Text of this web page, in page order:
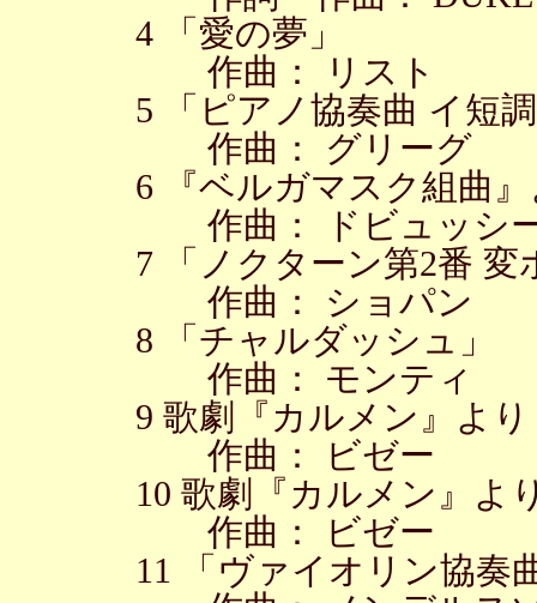
4 「愛の夢」
作曲： リスト
5 「ピアノ協奏曲 イ短
作曲： グリーグ
6 『ベルガマスク組曲
作曲： ドビュッシ
7 「ノクターン第2番 変
作曲： ショパン
8 「チャルダッシュ」
作曲： モンティ
9 歌劇『カルメン』よ
作曲： ビゼー
10 歌劇『カルメン』よ
作曲： ビゼー
11 「ヴァイオリン協奏